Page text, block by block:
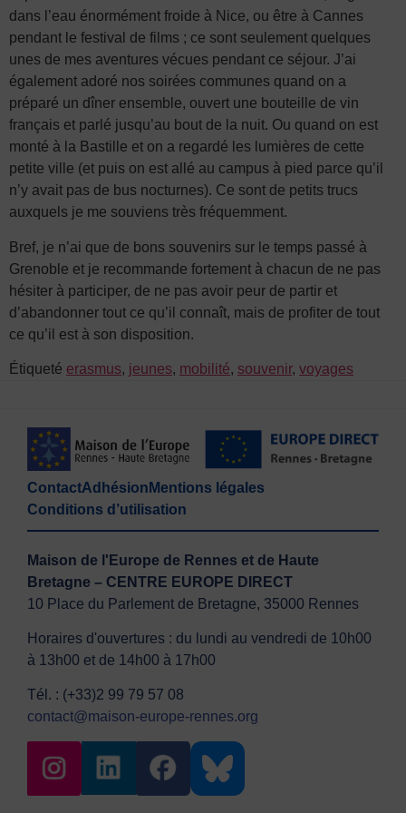
dans l’eau énormément froide à Nice, ou être à Cannes
pendant le festival de films ; ce sont seulement quelques
unes de mes aventures vécues pendant ce séjour. J’ai
également adoré nos soirées communes quand on a
préparé un dîner ensemble, ouvert une bouteille de vin
français et parlé jusqu’au bout de la nuit. Ou quand on est
monté à la Bastille et on a regardé les lumières de cette
petite ville (et puis on est allé au campus à pied parce qu’il
n’y avait pas de bus nocturnes). Ce sont de petits trucs
auxquels je me souviens très fréquemment.
Bref, je n’ai que de bons souvenirs sur le temps passé à
Grenoble et je recommande fortement à chacun de ne pas
hésiter à participer, de ne pas avoir peur de partir et
d’abandonner tout ce qu’il connaît, mais de profiter de tout
ce qu’il est à son disposition.
Étiqueté erasmus, jeunes, mobilité, souvenir, voyages
ContactAdhésion Mentions légales
Conditions d’utilisation
Maison de l'Europe de Rennes et de Haute
Bretagne – CENTRE EUROPE DIRECT
10 Place du Parlement de Bretagne, 35000 Rennes
Horaires d'ouvertures : du lundi au vendredi de 10h00
à 13h00 et de 14h00 à 17h00
Tél. : (+33)2 99 79 57 08
contact@maison-europe-rennes.org